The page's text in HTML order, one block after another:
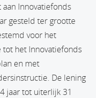
Innovatiefonds
gesteld ter grootte
voor het
het Innovatiefonds
en met
De lening
jaar tot uiterlijk 31